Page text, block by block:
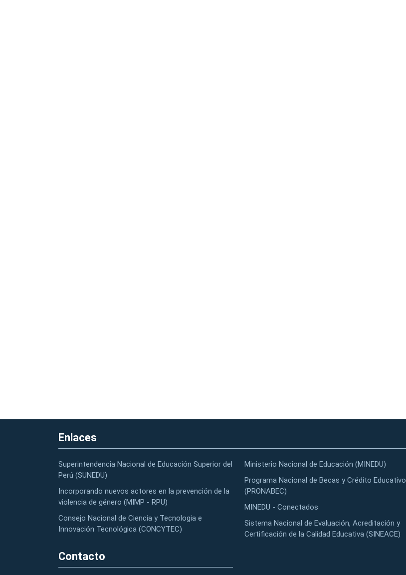
Enlaces
Superintendencia Nacional de Educación Superior del
Perú (SUNEDU)
Incorporando nuevos actores en la prevención de la
violencia de género (MIMP - RPU)
Consejo Nacional de Ciencia y Tecnologia e
Innovación Tecnológica (CONCYTEC)
Ministerio Nacional de Educación (MINEDU)
Programa Nacional de Becas y Crédito Educativo
(PRONABEC)
MINEDU - Conectados
Sistema Nacional de Evaluación, Acreditación y
Certificación de la Calidad Educativa (SINEACE)
Contacto